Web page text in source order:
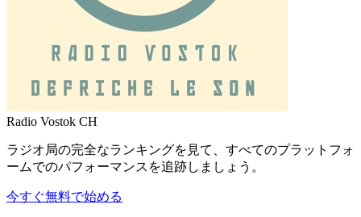
Radio Vostok CH
ラジオ局の完全なランキングを見て、すべてのプラットフォ
ームでのパフォーマンスを追跡しましょう。
今すぐ無料で始める